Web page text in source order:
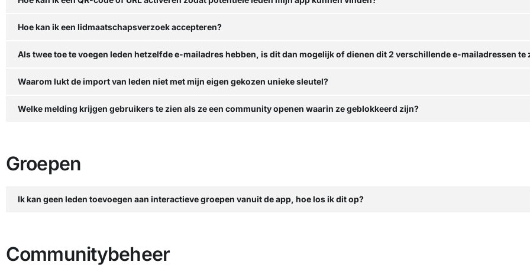
Hoe kan ik een lidmaatschapsverzoek accepteren?
Als twee toe te voegen leden hetzelfde e-mailadres hebben, is dit dan mogelijk of dienen dit 2 verschillende e-mailadressen te
Waarom lukt de import van leden niet met mijn eigen gekozen unieke sleutel?
Welke melding krijgen gebruikers te zien als ze een community openen waarin ze geblokkeerd zijn?
Groepen
Ik kan geen leden toevoegen aan interactieve groepen vanuit de app, hoe los ik dit op?
Communitybeheer